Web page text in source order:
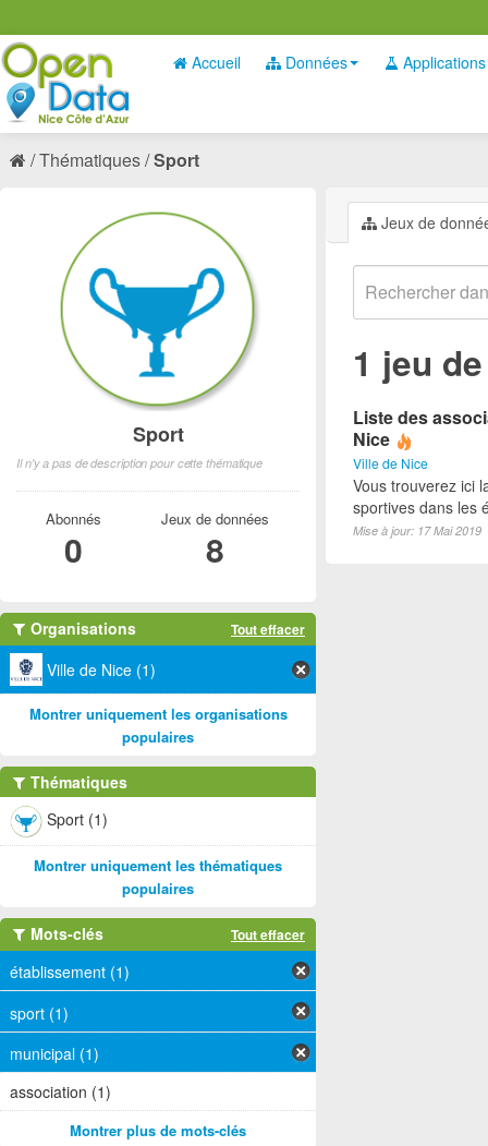
Accueil Données Applications
Thématiques Sport
Jeux de
1 jeu
Liste des
Nice
Ville de Nice
Vous trouverez ici
sportives dans les
Mise à jour: 17 Mai 2019
Sport
Il n'y a pas de description pour cette thématique
Abonnés
0
Jeux de données
8
Organisations Tout effacer
Ville de Nice (1)
Montrer uniquement les organisations
populaires
Thématiques
Sport (1)
Montrer uniquement les thématiques
populaires
Mots-clés Tout effacer
établissement (1)
sport (1)
municipal (1)
association (1)
Montrer plus de mots-clés